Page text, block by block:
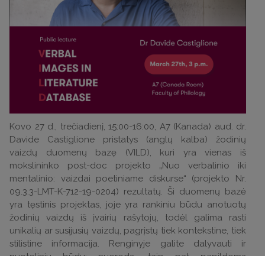
Kovo 27 d., trečiadienį, 15:00-16:00, A7 (Kanada) aud. dr.
Davide Castiglione pristatys (anglų kalba) žodinių
vaizdų duomenų bazę (VILD), kuri yra vienas iš
mokslininko post-doc projekto „Nuo verbalinio iki
mentalinio: vaizdai poetiniame diskurse“ (projekto Nr.
09.3.3-LMT-K-712-19-0204) rezultatų. Ši duomenų bazė
yra tęstinis projektas, joje yra rankiniu būdu anotuotų
žodinių vaizdų iš įvairių rašytojų, todėl galima rasti
unikalių ar susijusių vaizdų, pagrįstų tiek kontekstine, tiek
stilistine informacija. Renginyje galite dalyvauti ir